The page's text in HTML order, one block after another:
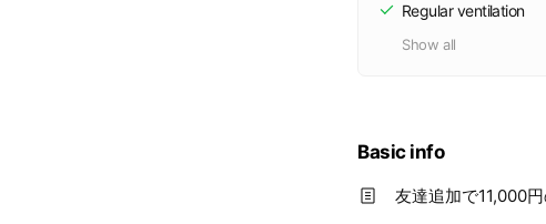
Regular ventilation
Show all
Basic info
友達追加で11,000